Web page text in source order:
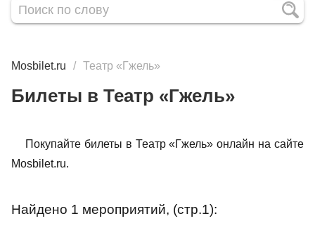
Mosbilet.ru Театр «Гжель»
Билеты в Театр «Гжель»
Покупайте билеты в Театр «Гжель» онлайн на сайте
Mosbilet.ru.
Найдено 1 мероприятий, (стр.1):